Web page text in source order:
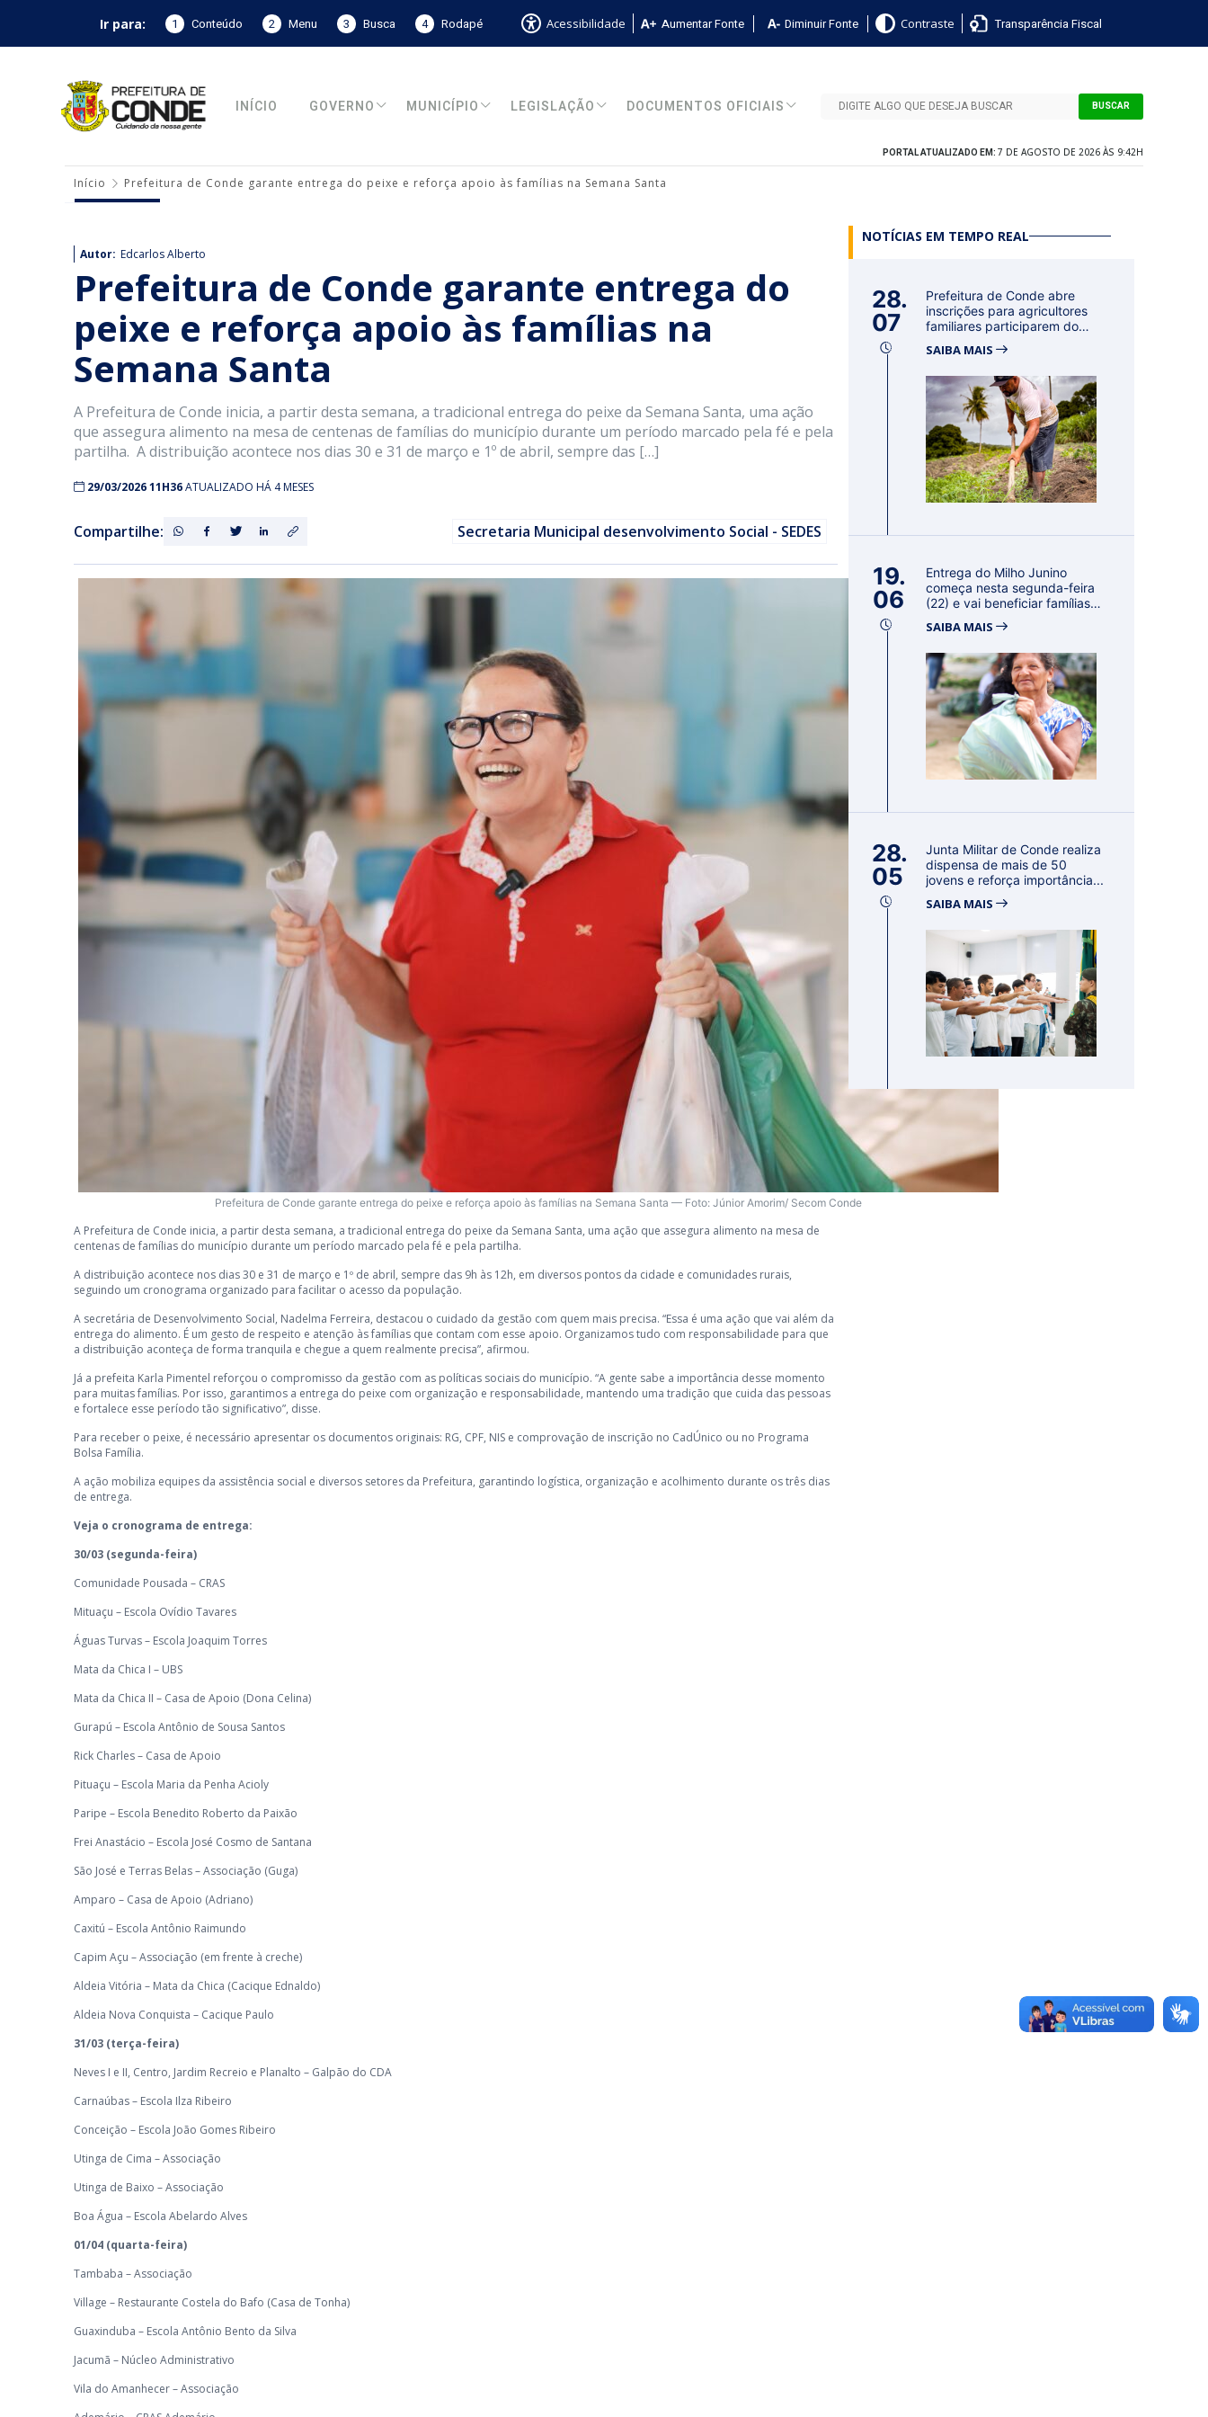
Ir para: 1 Conteúdo 2 Menu 3 Busca 4 Rodapé Acessibilidade Aumentar Fonte Diminuir Fonte Contraste Transparência Fiscal
INÍCIO GOVERNO MUNICÍPIO LEGISLAÇÃO DOCUMENTOS OFICIAIS BUSCAR
PORTAL ATUALIZADO EM: 7 DE AGOSTO DE 2026 ÀS 9:42H
Início Prefeitura de Conde garante entrega do peixe e reforça apoio às famílias na Semana Santa
Autor: Edcarlos Alberto
Prefeitura de Conde garante entrega do
peixe e reforça apoio às famílias na
Semana Santa
A Prefeitura de Conde inicia, a partir desta semana, a tradicional entrega do peixe da Semana Santa, uma ação
que assegura alimento na mesa de centenas de famílias do município durante um período marcado pela fé e pela
partilha. A distribuição acontece nos dias 30 e 31 de março e 1º de abril, sempre das […]
29/03/2026 11H36ATUALIZADO HÁ 4 MESES
Compartilhe: Secretaria Municipal desenvolvimento Social - SEDES
Prefeitura de Conde garante entrega do peixe e reforça apoio às famílias na Semana Santa — Foto: Júnior Amorim/ Secom Conde
A Prefeitura de Conde inicia, a partir desta semana, a tradicional entrega do peixe da Semana Santa, uma ação que assegura alimento na mesa de
centenas de famílias do município durante um período marcado pela fé e pela partilha.
A distribuição acontece nos dias 30 e 31 de março e 1º de abril, sempre das 9h às 12h, em diversos pontos da cidade e comunidades rurais,
seguindo um cronograma organizado para facilitar o acesso da população.
A secretária de Desenvolvimento Social, Nadelma Ferreira, destacou o cuidado da gestão com quem mais precisa. “Essa é uma ação que vai além da
entrega do alimento. É um gesto de respeito e atenção às famílias que contam com esse apoio. Organizamos tudo com responsabilidade para que
a distribuição aconteça de forma tranquila e chegue a quem realmente precisa”, afirmou.
Já a prefeita Karla Pimentel reforçou o compromisso da gestão com as políticas sociais do município. “A gente sabe a importância desse momento
para muitas famílias. Por isso, garantimos a entrega do peixe com organização e responsabilidade, mantendo uma tradição que cuida das pessoas
e fortalece esse período tão significativo”, disse.
Para receber o peixe, é necessário apresentar os documentos originais: RG, CPF, NIS e comprovação de inscrição no CadÚnico ou no Programa
Bolsa Família.
A ação mobiliza equipes da assistência social e diversos setores da Prefeitura, garantindo logística, organização e acolhimento durante os três dias
de entrega.
Veja o cronograma de entrega:
30/03 (segunda-feira)
Comunidade Pousada – CRAS
Mituaçu – Escola Ovídio Tavares
Águas Turvas – Escola Joaquim Torres
Mata da Chica I – UBS
Mata da Chica II – Casa de Apoio (Dona Celina)
Gurapú – Escola Antônio de Sousa Santos
Rick Charles – Casa de Apoio
Pituaçu – Escola Maria da Penha Acioly
Paripe – Escola Benedito Roberto da Paixão
Frei Anastácio – Escola José Cosmo de Santana
São José e Terras Belas – Associação (Guga)
Amparo – Casa de Apoio (Adriano)
Caxitú – Escola Antônio Raimundo
Capim Açu – Associação (em frente à creche)
Aldeia Vitória – Mata da Chica (Cacique Ednaldo)
Aldeia Nova Conquista – Cacique Paulo
31/03 (terça-feira)
Neves I e II, Centro, Jardim Recreio e Planalto – Galpão do CDA
Carnaúbas – Escola Ilza Ribeiro
Conceição – Escola João Gomes Ribeiro
Utinga de Cima – Associação
Utinga de Baixo – Associação
Boa Água – Escola Abelardo Alves
01/04 (quarta-feira)
Tambaba – Associação
Village – Restaurante Costela do Bafo (Casa de Tonha)
Guaxinduba – Escola Antônio Bento da Silva
Jacumã – Núcleo Administrativo
Vila do Amanhecer – Associação
NOTÍCIAS EM TEMPO REAL
28.
07
Prefeitura de Conde abre
inscrições para agricultores
familiares participarem do
SAIBA MAIS
19.
06
Entrega do Milho Junino
começa nesta segunda-feira
(22) e vai beneficiar famílias
SAIBA MAIS
28.
05
Junta Militar de Conde realiza
dispensa de mais de 50
jovens e reforça importância...
SAIBA MAIS